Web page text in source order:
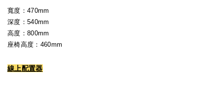
寬度：470mm
深度：540mm
高度：800mm
座椅高度：460mm
線上配置器